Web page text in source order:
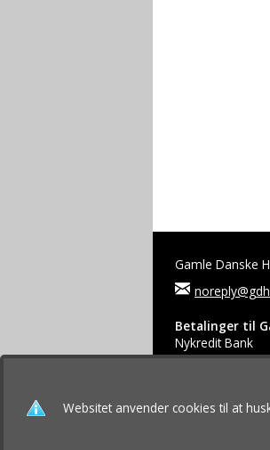
Gamle Danske
Betalinger til
Nykredit Bank
Reg.nr.: 5479
© 2026 Gamle
Websitet anvender cookies til at